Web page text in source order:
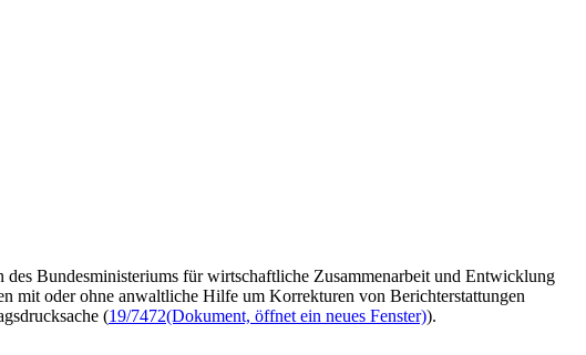
des Bundesministeriums für wirtschaftliche Zusammenarbeit und Entwicklung
mit oder ohne anwaltliche Hilfe um Korrekturen von Berichterstattungen
(19/7472(Dokument, öffnet ein neues Fenster)).